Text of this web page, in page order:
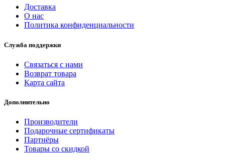
Доставка
О нас
Политика конфиденциальности
Служба поддержки
Связаться с нами
Возврат товара
Карта сайта
Дополнительно
Производители
Подарочные сертификаты
Партнёры
Товары со скидкой